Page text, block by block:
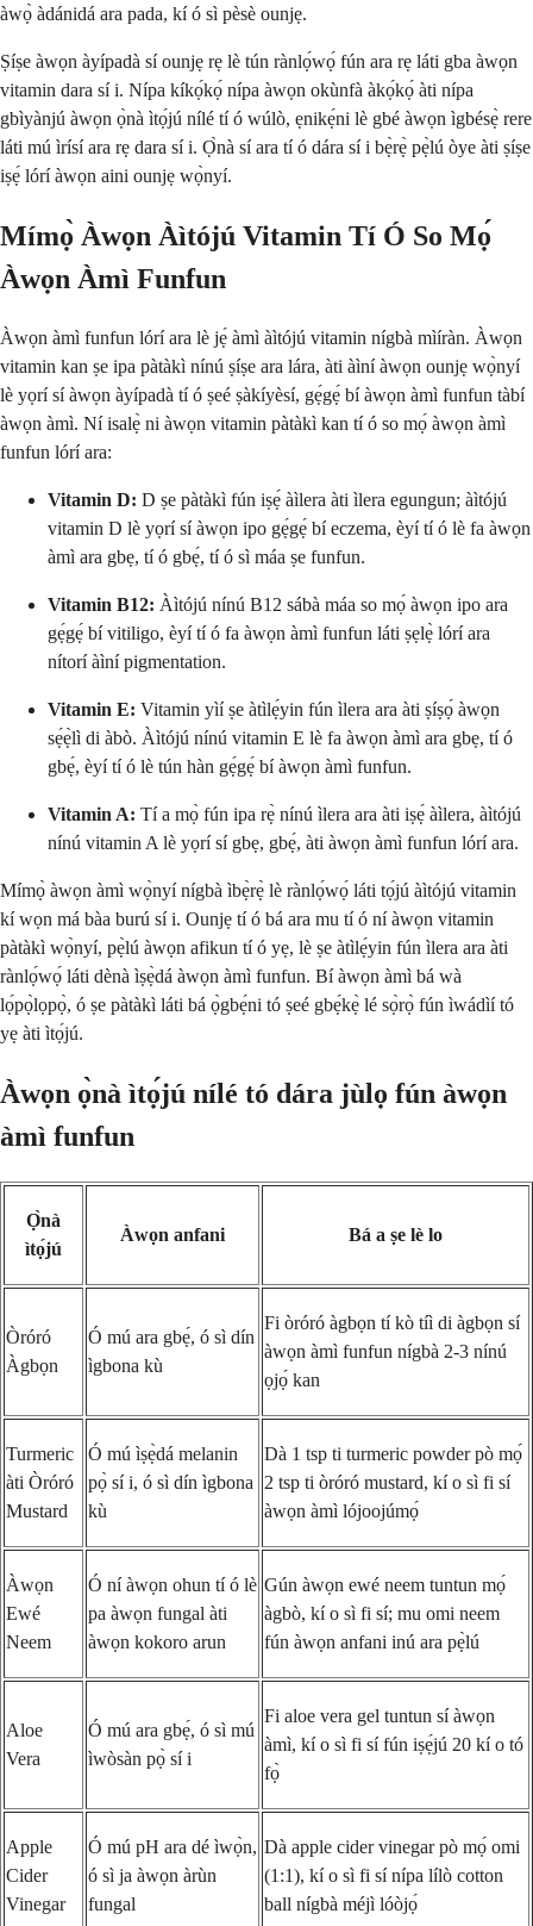
àwọ̀ àdánidá ara pada, kí ó sì pèsè ounjẹ.
Ṣíṣe àwọn àyípadà sí ounjẹ rẹ lè tún rànlọ́wọ́ fún ara rẹ láti gba àwọn
vitamin dara sí i. Nípa kíkọ́kọ́ nípa àwọn okùnfà àkọ́kọ́ àti nípa
gbìyànjú àwọn ọ̀nà ìtọ́jú nílé tí ó wúlò, ẹnikẹ́ni lè gbé àwọn ìgbésẹ̀ rere
láti mú ìrísí ara rẹ dara sí i. Ọ̀nà sí ara tí ó dára sí i bẹ̀rẹ̀ pẹ̀lú òye àti ṣíṣe
iṣẹ́ lórí àwọn aini ounjẹ wọ̀nyí.
Mímọ̀ Àwọn Àìtójú Vitamin Tí Ó So Mọ́
Àwọn Àmì Funfun
Àwọn àmì funfun lórí ara lè jẹ́ àmì àìtójú vitamin nígbà mìíràn. Àwọn
vitamin kan ṣe ipa pàtàkì nínú ṣíṣe ara lára, àti àìní àwọn ounjẹ wọ̀nyí
lè yọrí sí àwọn àyípadà tí ó ṣeé ṣàkíyèsí, gẹ́gẹ́ bí àwọn àmì funfun tàbí
àwọn àmì. Ní isalẹ̀ ni àwọn vitamin pàtàkì kan tí ó so mọ́ àwọn àmì
funfun lórí ara:
Vitamin D: D ṣe pàtàkì fún iṣẹ́ àìlera àti ìlera egungun; àìtójú
vitamin D lè yọrí sí àwọn ipo gẹ́gẹ́ bí eczema, èyí tí ó lè fa àwọn
àmì ara gbẹ, tí ó gbẹ́, tí ó sì máa ṣe funfun.
Vitamin B12: Àìtójú nínú B12 sábà máa so mọ́ àwọn ipo ara
gẹ́gẹ́ bí vitiligo, èyí tí ó fa àwọn àmì funfun láti ṣẹlẹ̀ lórí ara
nítorí àìní pigmentation.
Vitamin E: Vitamin yìí ṣe àtìlẹ́yin fún ìlera ara àti ṣíṣọ́ àwọn
sẹ́ẹ̀lì di àbò. Àìtójú nínú vitamin E lè fa àwọn àmì ara gbẹ, tí ó
gbẹ́, èyí tí ó lè tún hàn gẹ́gẹ́ bí àwọn àmì funfun.
Vitamin A: Tí a mọ̀ fún ipa rẹ̀ nínú ìlera ara àti iṣẹ́ àìlera, àìtójú
nínú vitamin A lè yọrí sí gbẹ, gbẹ́, àti àwọn àmì funfun lórí ara.
Mímọ̀ àwọn àmì wọ̀nyí nígbà ìbẹ̀rẹ̀ lè rànlọ́wọ́ láti tọ́jú àìtójú vitamin
kí wọn má bàa burú sí i. Ounjẹ tí ó bá ara mu tí ó ní àwọn vitamin
pàtàkì wọ̀nyí, pẹ̀lú àwọn afikun tí ó yẹ, lè ṣe àtìlẹ́yin fún ìlera ara àti
rànlọ́wọ́ láti dènà ìṣẹ̀dá àwọn àmì funfun. Bí àwọn àmì bá wà
lọ́pọ̀lọpọ̀, ó ṣe pàtàkì láti bá ọ̀gbẹ́ni tó ṣeé gbẹ́kẹ̀ lé sọ̀rọ̀ fún ìwádìí tó
yẹ àti ìtọ́jú.
Àwọn ọ̀nà ìtọ́jú nílé tó dára jùlọ fún àwọn
àmì funfun
Ọ̀nà
ìtọ́jú
Àwọn anfani Bá a ṣe lè lo
Òróró
Àgbọn
Ó mú ara gbẹ́, ó sì dín
ìgbona kù
Fi òróró àgbọn tí kò tíì di àgbọn sí
àwọn àmì funfun nígbà 2-3 nínú
ọjọ́ kan
Turmeric
àti Òróró
Mustard
Ó mú ìṣẹ̀dá melanin
pọ̀ sí i, ó sì dín ìgbona
kù
Dà 1 tsp ti turmeric powder pò mọ́
2 tsp ti òróró mustard, kí o sì fi sí
àwọn àmì lójoojúmọ́
Àwọn
Ewé
Neem
Ó ní àwọn ohun tí ó lè
pa àwọn fungal àti
àwọn kokoro arun
Gún àwọn ewé neem tuntun mọ́
àgbò, kí o sì fi sí; mu omi neem
fún àwọn anfani inú ara pẹ̀lú
Aloe
Vera
Ó mú ara gbẹ́, ó sì mú
ìwòsàn pọ̀ sí i
Fi aloe vera gel tuntun sí àwọn
àmì, kí o sì fi sí fún iṣẹ́jú 20 kí o tó
fọ̀
Apple
Cider
Vinegar
Ó mú pH ara dé ìwọ̀n,
ó sì ja àwọn àrùn
fungal
Dà apple cider vinegar pò mọ́ omi
(1:1), kí o sì fi sí nípa lílò cotton
ball nígbà méjì lóòjọ́